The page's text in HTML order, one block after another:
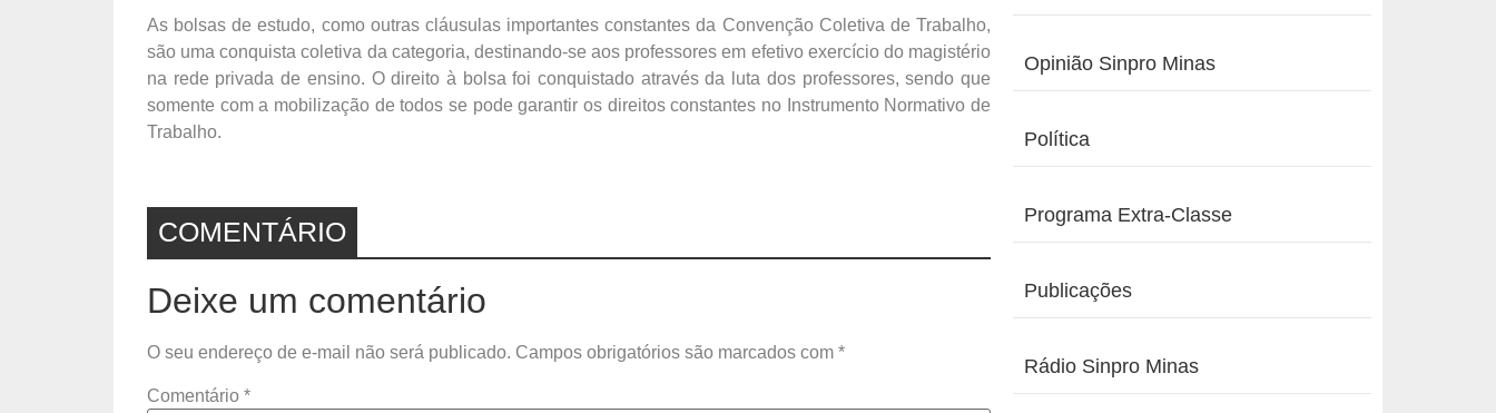
As bolsas de estudo, como outras cláusulas importantes constantes da Convenção Coletiva de Trabalho,
são uma conquista coletiva da categoria, destinando-se aos professores em efetivo exercício do magistério
na rede privada de ensino. O direito à bolsa foi conquistado através da luta dos professores, sendo que
somente com a mobilização de todos se pode garantir os direitos constantes no Instrumento Normativo de
Trabalho.
COMENTÁRIO
Deixe um comentário
O seu endereço de e-mail não será publicado. Campos obrigatórios são marcados com *
Comentário *
Opinião Sinpro Minas
Política
Programa Extra-Classe
Publicações
Rádio Sinpro Minas